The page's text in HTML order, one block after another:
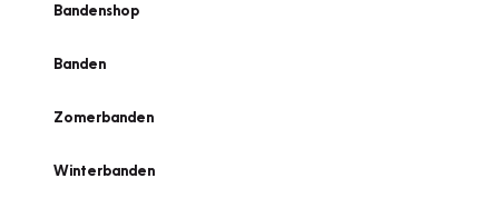
Bandenshop
Banden
Zomerbanden
Winterbanden